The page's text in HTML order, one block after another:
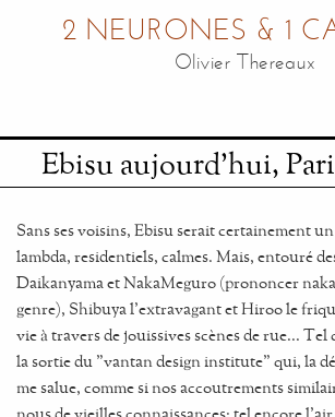
2 NEURONES & 1
Olivier Thereaux
Ebisu aujourd'hui,
Sans ses voisins, Ebisu serait certainement
lambda, residentiels, calmes. Mais, entouré
Daikanyama et NakaMeguro (prononcer
genre), Shibuya l'extravagant et Hiroo le
vie à travers de jouissives scènes de rue... Tel
la sortie du "vantan design institute" qui, la
me salue, comme si nos accoutrements